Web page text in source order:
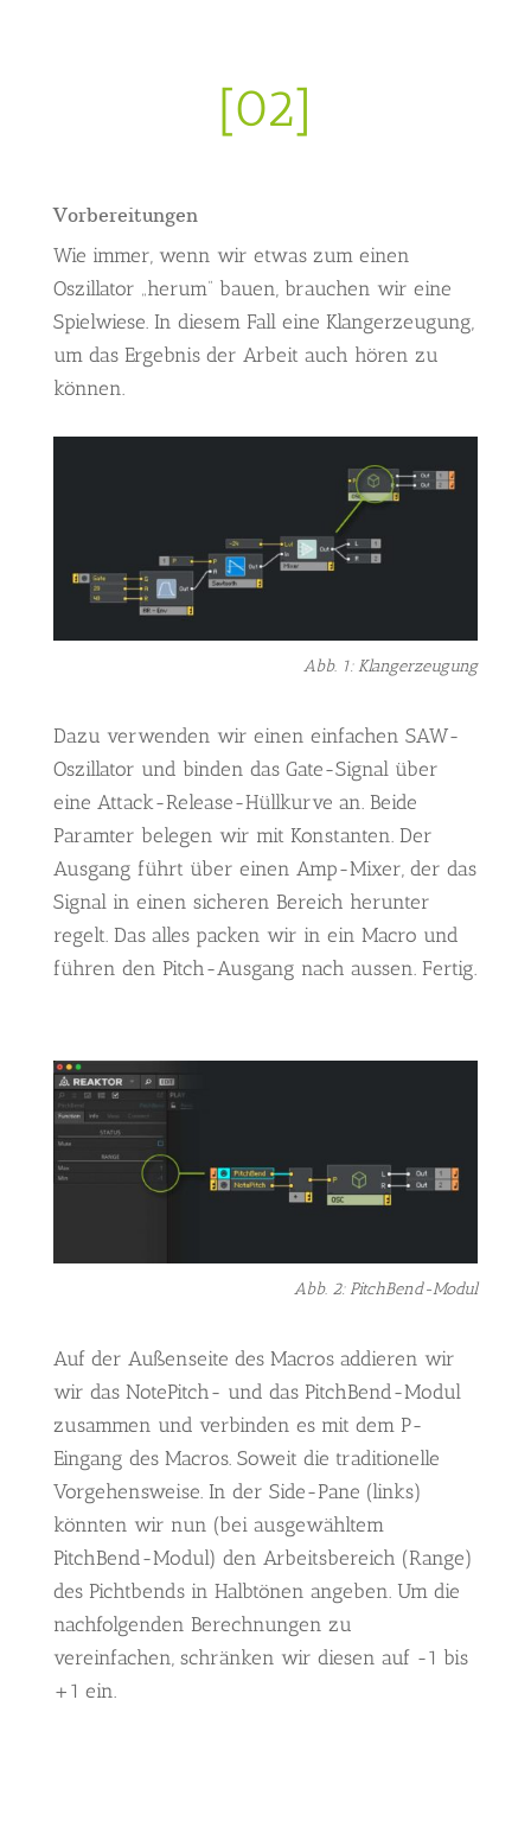
[02]
Vorbereitungen
Wie immer, wenn wir etwas zum einen
Oszillator „herum“ bauen, brauchen wir eine
Spielwiese. In diesem Fall eine Klangerzeugung,
um das Ergebnis der Arbeit auch hören zu
können.
Abb. 1: Klangerzeugung
Dazu verwenden wir einen einfachen SAW-
Oszillator und binden das Gate-Signal über
eine Attack-Release-Hüllkurve an. Beide
Paramter belegen wir mit Konstanten. Der
Ausgang führt über einen Amp-Mixer, der das
Signal in einen sicheren Bereich herunter
regelt. Das alles packen wir in ein Macro und
führen den Pitch-Ausgang nach aussen. Fertig.
Abb. 2: PitchBend-Modul
Auf der Außenseite des Macros addieren wir
wir das NotePitch- und das PitchBend-Modul
zusammen und verbinden es mit dem P-
Eingang des Macros. Soweit die traditionelle
Vorgehensweise. In der Side-Pane (links)
könnten wir nun (bei ausgewähltem
PitchBend-Modul) den Arbeitsbereich (Range)
des Pichtbends in Halbtönen angeben. Um die
nachfolgenden Berechnungen zu
vereinfachen, schränken wir diesen auf -1 bis
+1 ein.